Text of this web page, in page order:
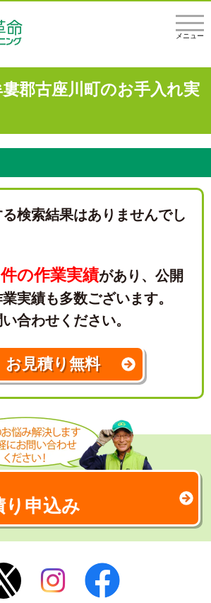
メニュー
郡古座川町のお手入れ実
検索結果はありませんでし
の作業実績があり、 公開
実績も多数ございます。
合わせください。
お見積り無料
り申込み